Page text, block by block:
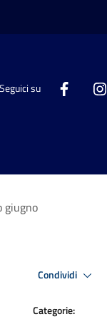
Seguici su
giugno
Condividi
Categorie: